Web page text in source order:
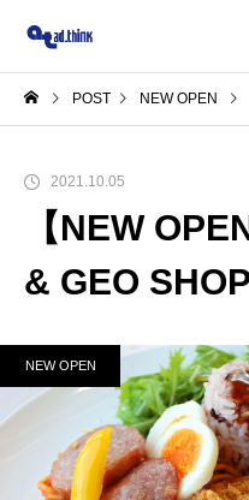
POST NEW OPEN
2021.10.05
【NEW
& GEO SHOP
NEW OPEN